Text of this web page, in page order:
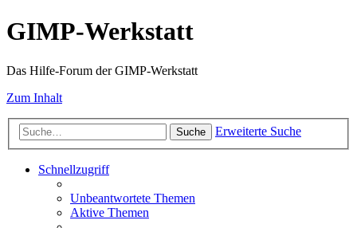
GIMP-Werkstatt
Das Hilfe-Forum der GIMP-Werkstatt
Zum Inhalt
Suche Erweiterte Suche
Schnellzugriff
Unbeantwortete Themen
Aktive Themen